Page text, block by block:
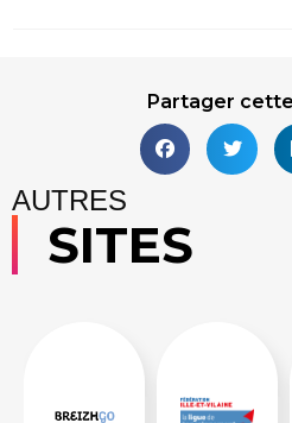
Partager
AUTRES
SITES